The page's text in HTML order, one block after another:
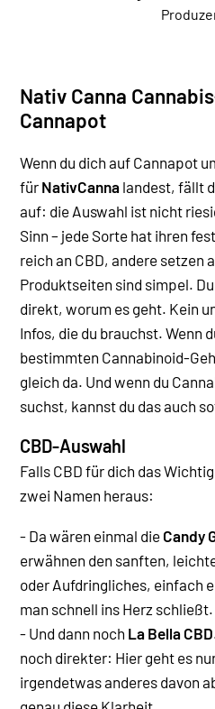
Nativ Canna
Cannapot
Wenn du dich auf Cannapot
für NativCanna landest, fällt
auf: die Auswahl ist nicht
Sinn – jede Sorte hat ihren
reich an CBD, andere setzen
Produktseiten sind simpel.
direkt, worum es geht. Kein
Infos, die du brauchst. Wenn
bestimmten Cannabinoid-
gleich da. Und wenn du
suchst, kannst du das auch
CBD-Auswahl
Falls CBD für dich das
zwei Namen heraus:
- Da wären einmal die Candy
erwähnen den sanften,
oder Aufdringliches, einfach
man schnell ins Herz schließt.
- Und dann noch La Bella CBD
noch direkter: Hier geht es
irgendetwas anderes davon